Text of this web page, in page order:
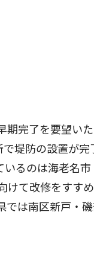
完了を要望い
で堤防の設置が
いるのは海老名
けて改修をすす
は南区新戸・